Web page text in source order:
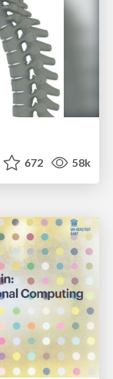
672 58k